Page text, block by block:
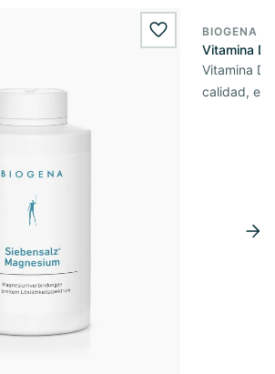
wishlist.add
BIOGENA
Vitamina
Vitamina
calidad, en